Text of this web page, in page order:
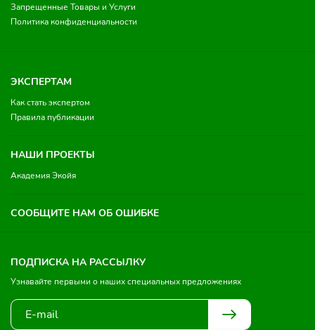
Запрещенные Товары и Услуги
Политика конфиденциальности
ЭКСПЕРТАМ
Как стать экспертом
Правила публикации
НАШИ ПРОЕКТЫ
Академия Экойя
СООБЩИТЕ НАМ ОБ ОШИБКЕ
ПОДПИСКА НА РАССЫЛКУ
Узнавайте первыми о наших специальных предложениях